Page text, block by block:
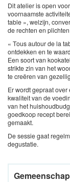
Dit atelier is open
voornaamste
table », welzijn,
de rechten en
« Tous autour de la
ontdekken en te
Een soort van
strikte zin van het
te creëren van
Er wordt gepraat
kwaliteit van de
van het
goedkoop recept
gemaakt.
De sessie gaat
degustatie.